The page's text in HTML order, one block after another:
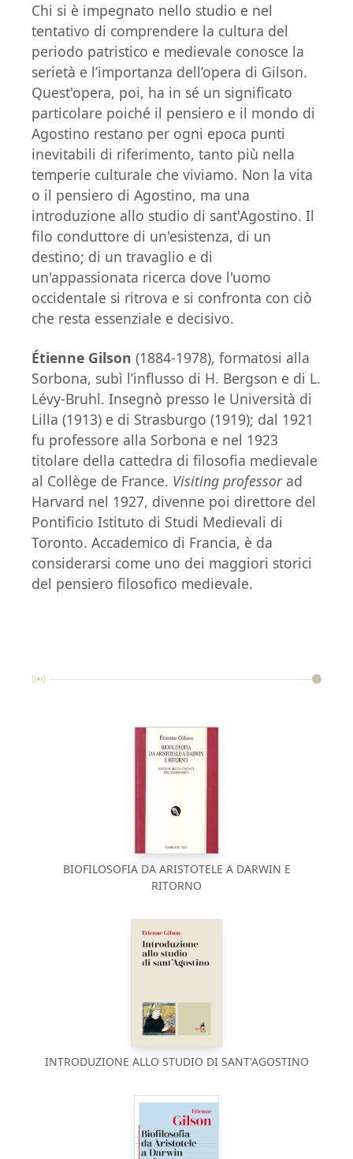
Chi si è impegnato nello studio e nel
tentativo di comprendere la cultura del
periodo patristico e medievale conosce la
serietà e l’importanza dell’opera di Gilson.
Quest'opera, poi, ha in sé un significato
particolare poiché il pensiero e il mondo di
Agostino restano per ogni epoca punti
inevitabili di riferimento, tanto più nella
temperie culturale che viviamo. Non la vita
o il pensiero di Agostino, ma una
introduzione allo studio di sant'Agostino. Il
filo conduttore di un'esistenza, di un
destino; di un travaglio e di
un'appassionata ricerca dove l'uomo
occidentale si ritrova e si confronta con ciò
che resta essenziale e decisivo.
Étienne Gilson (1884-1978), formatosi alla
Sorbona, subì l’influsso di H. Bergson e di L.
Lévy-Bruhl. Insegnò presso le Università di
Lilla (1913) e di Strasburgo (1919); dal 1921
fu professore alla Sorbona e nel 1923
titolare della cattedra di filosofia medievale
al Collège de France. Visiting professorad
Harvard nel 1927, divenne poi direttore del
Pontificio Istituto di Studi Medievali di
Toronto. Accademico di Francia, è da
considerarsi come uno dei maggiori storici
del pensiero filosofico medievale.
BIOFILOSOFIA DA ARISTOTELE A DARWIN E
RITORNO
INTRODUZIONE ALLO STUDIO DI SANT'AGOSTINO